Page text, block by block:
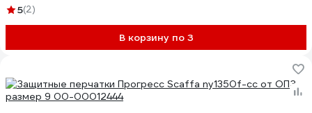
5(2)
В корзину по 3